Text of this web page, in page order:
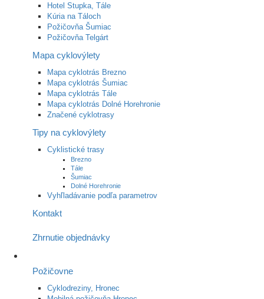
Hotel Stupka, Tále
Kúria na Táloch
Požičovňa Šumiac
Požičovňa Telgárt
Mapa cyklovýlety
Mapa cyklotrás Brezno
Mapa cyklotrás Šumiac
Mapa cyklotrás Tále
Mapa cyklotrás Dolné Horehronie
Značené cyklotrasy
Tipy na cyklovýlety
Cyklistické trasy
Brezno
Tále
Šumiac
Dolné Horehronie
Vyhľladávanie podľa parametrov
Kontakt
Zhrnutie objednávky
Požičovne
Cyklodreziny, Hronec